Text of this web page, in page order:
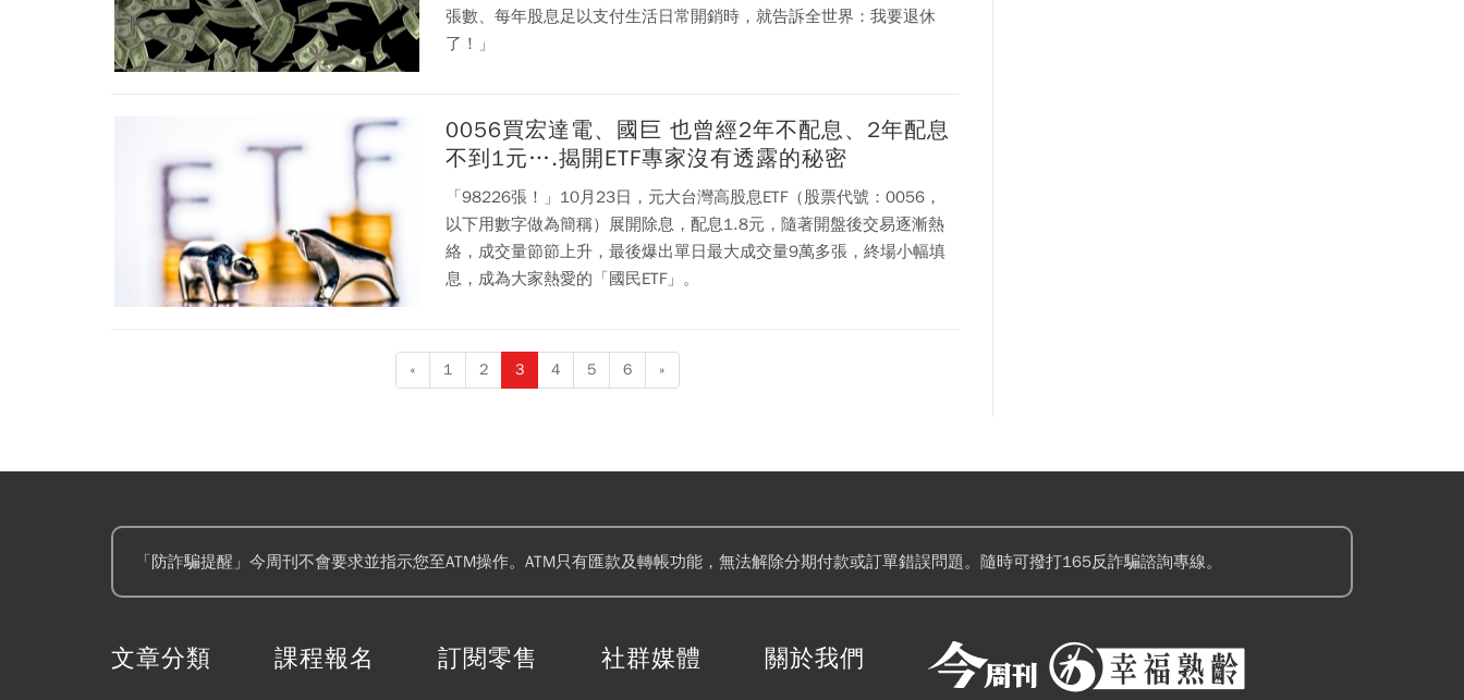
張數、每年股息足以支付生活日常開銷時，就告訴全世界：我要退休
了！」
0056買宏達電、國巨 也曾經2年不配息、2年配息
不到1元….揭開ETF專家沒有透露的秘密
「98226張！」10月23日，元大台灣高股息ETF（股票代號：0056，
以下用數字做為簡稱）展開除息，配息1.8元，隨著開盤後交易逐漸熱
絡，成交量節節上升，最後爆出單日最大成交量9萬多張，終場小幅填
息，成為大家熱愛的「國民ETF」。
« 1 2 3 4 5 6 »
「防詐騙提醒」今周刊不會要求並指示您至ATM操作。ATM只有匯款及轉帳功能，無法解除分期付款或訂單錯誤問題。隨時可撥打165反詐騙諮詢專線。
文章分類 課程報名 訂閱零售 社群媒體 關於我們